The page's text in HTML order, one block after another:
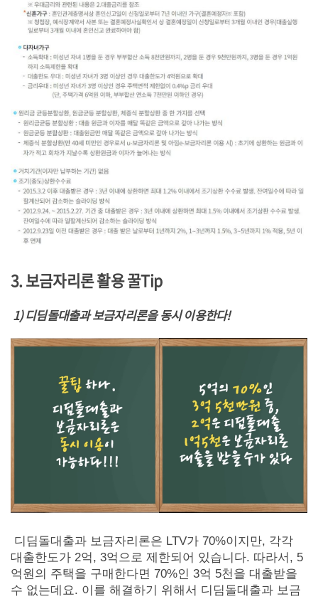
3.보금자리론 활용 꿀Tip
1) 디딤돌대출과 보금자리론을 동시 이용한다!
디딤돌대출과 보금자리론은 LTV가 70%이지만, 각각
대출한도가 2억, 3억으로 제한되어 있습니다. 따라서, 5
억원의 주택을 구매한다면 70%인 3억 5천을 대출받을
수 없는데요. 이를 해결하기 위해서 디딤돌대출과 보금